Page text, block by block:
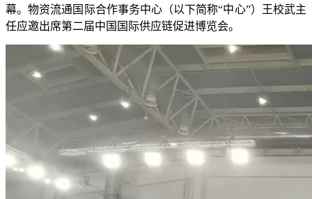
幕。物资流通国际合作事务中心（以下简称“中心”）王校武主
任应邀出席第二届中国国际供应链促进博览会。